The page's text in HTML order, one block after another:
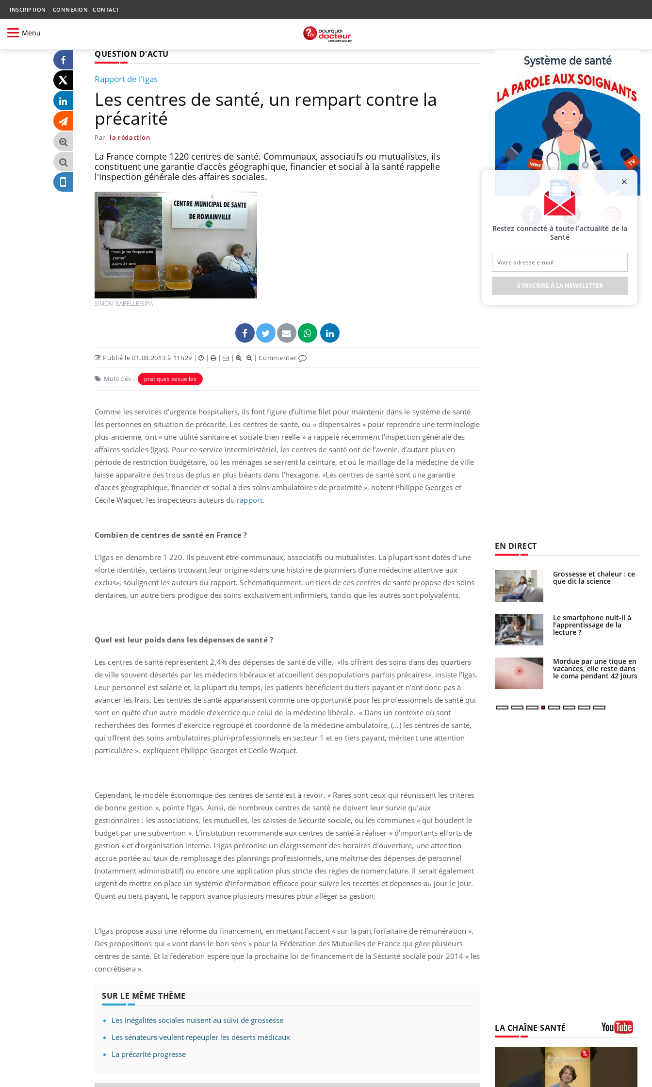
INSCRIPTION CONNEXION CONTACT
Menu
QUESTION D'ACTU
Rapport de l'Igas
Les centres de santé, un rempart contre la
précarité
Par la rédaction
La France compte 1220 centres de santé. Communaux, associatifs ou mutualistes, ils
constituent une garantie d’accès géographique, financier et social à la santé rappelle
l'Inspection générale des affaires sociales.
SIMON ISABELLE/SIPA
Publié le 01.08.2013 à 11h29 | | | | |Commenter
Mots clés : pratiques sexuelles
Comme les services d’urgence hospitaliers, ils font figure d’ultime filet pour maintenir dans le système de santé
les personnes en situation de précarité. Les centres de santé, ou « dispensaires » pour reprendre une terminologie
plus ancienne, ont « une utilité sanitaire et sociale bien réelle » a rappelé récemment l’inspection générale des
affaires sociales (Igas). Pour ce service interministériel, les centres de santé ont de l’avenir, d’autant plus en
période de restriction budgétaire, où les ménages se serrent la ceinture, et où le maillage de la médecine de ville
laisse apparaître des trous de plus en plus béants dans l’hexagone. «Les centres de santé sont une garantie
d’accès géographique, financier et social à des soins ambulatoires de proximité », notent Philippe Georges et
Cécile Waquet, les inspecteurs auteurs du rapport.
Combien de centres de santé en France ?
L’Igas en dénombre 1 220. Ils peuvent être communaux, associatifs ou mutualistes. La plupart sont dotés d’une
«forte identité», certains trouvant leur origine «dans une histoire de pionniers d’une médecine attentive aux
exclus», soulignent les auteurs du rapport. Schématiquement, un tiers de ces centres de santé propose des soins
dentaires, un autre tiers prodigue des soins exclusivement infirmiers, tandis que les autres sont polyvalents.
Quel est leur poids dans les dépenses de santé ?
Les centres de santé représentent 2,4% des dépenses de santé de ville. «Ils offrent des soins dans des quartiers
de ville souvent désertés par les médecins libéraux et accueillent des populations parfois précaires», insiste l’Igas.
Leur personnel est salarié et, la plupart du temps, les patients bénéficient du tiers payant et n’ont donc pas à
avancer les frais. Les centres de santé apparaissent comme une opportunité pour les professionnels de santé qui
sont en quête d’un autre modèle d’exercice que celui de la médecine libérale. « Dans un contexte où sont
recherchées des formes d’exercice regroupé et coordonné de la médecine ambulatoire, (…) les centres de santé,
qui offrent des soins ambulatoires pluri-professionnels en secteur 1 et en tiers payant, méritent une attention
particulière », expliquent Philippe Georges et Cécile Waquet.
Cependant, le modèle économique des centres de santé est à revoir. « Rares sont ceux qui réunissent les critères
de bonne gestion », pointe l’Igas. Ainsi, de nombreux centres de santé ne doivent leur survie qu’aux
gestionnaires : les associations, les mutuelles, les caisses de Sécurité sociale, ou les communes « qui bouclent le
budget par une subvention ». L’institution recommande aux centres de santé à réaliser « d’importants efforts de
gestion » et d’organisation interne. L’Igas préconise un élargissement des horaires d’ouverture, une attention
accrue portée au taux de remplissage des plannings professionnels, une maîtrise des dépenses de personnel
(notamment administratif) ou encore une application plus stricte des règles de nomenclature. Il serait également
urgent de mettre en place un système d’information efficace pour suivre les recettes et dépenses au jour le jour.
Quant au tiers payant, le rapport avance plusieurs mesures pour alléger sa gestion.
L’Igas propose aussi une réforme du financement, en mettant l’accent « sur la part forfaitaire de rémunération ».
Des propositions qui « vont dans le bon sens » pour la Fédération des Mutuelles de France qui gère plusieurs
centres de santé. Et la fédération espère que la prochaine loi de financement de la Sécurité sociale pour 2014 « les
concrétisera ».
SUR LE MÊME THÈME
Les inégalités sociales nuisent au suivi de grossesse
Les sénateurs veulent repeupler les déserts médicaux
La précarité progresse
Facebook Twitter Instagram
EN DIRECT
Chikungunya, dengue,
West Nile : que se passe-
t-il dans le sud de la
France ?
Cytomégalovirus : ce qui
change dans la prise en
charge des femmes
enceintes
La sieste empêche-t-elle
de dormir la nuit ?
Pourquoi votre ventre
jours de vos vacances ?
Fortes chaleurs :
pourquoi le risque de
noyade grimpe-t-il ?
Pourquoi manger moins
de protéines pourrait
finalement être bénéfique
Grossesse et chaleur : ce
que dit la science
Le smartphone nuit-il à
l'apprentissage de la
lecture ?
Mordue par une tique en
vacances, elle reste dans
le coma pendant 42 jours
LA CHAÎNE SANTÉ
Restez connecté à toute l’actualité de la
Santé
S'INSCRIRE À LA NEWSLETTER